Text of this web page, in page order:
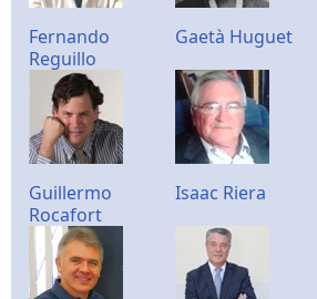
Fernando
Reguillo
Gaetà Huguet
Guillermo
Rocafort
Isaac Riera